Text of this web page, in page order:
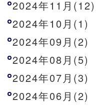
2024年11月(12)
2024年10月(1)
2024年09月(2)
2024年08月(5)
2024年07月(3)
2024年06月(2)